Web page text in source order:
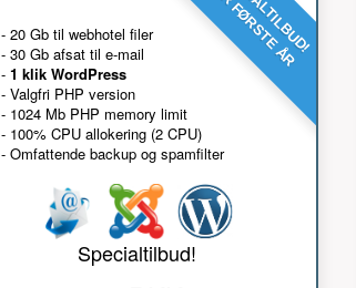
FOR FØRSTE ÅR
- 20 Gb til webhotel filer
- 30 Gb afsat til e-mail
- 1 klik WordPress
- Valgfri PHP version
- 1024 Mb PHP memory limit
- 100% CPU allokering (2 CPU)
- Omfattende backup og spamfilter
Specialtilbud!